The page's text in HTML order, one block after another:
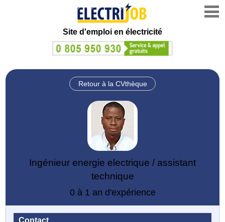
Site d'emploi en électricité
Retour à la CVthèque
Ingénieur energie electrique / assistant
technique
0 à 1 an d'expérience
Contact